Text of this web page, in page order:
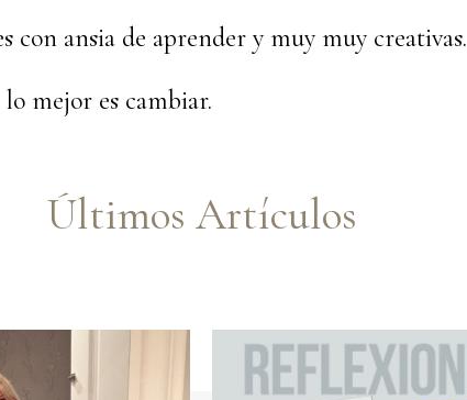
con ansia de aprender y muy muy creativas.
mejor es cambiar.
Últimos Artículos